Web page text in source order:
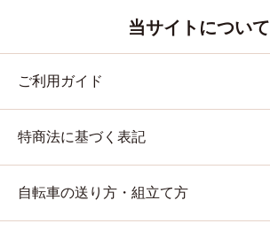
当サイトについて
ご利用ガイド
特商法に基づく表記
自転車の送り方・組立て方